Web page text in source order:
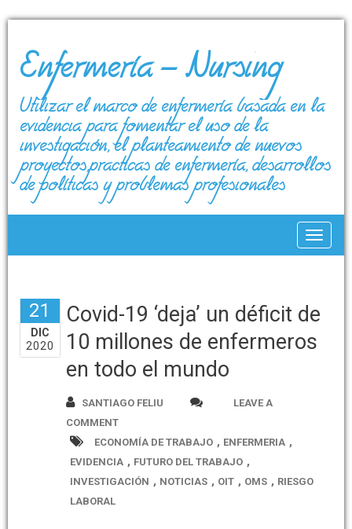
Enfermería – Nursing
Utilizar el marco de enfermería basada en la
evidencia para fomentar el uso de la
investigación, el planteamiento de nuevos
proyectos,prácticas de enfermería, desarrollos
de políticas y problemas profesionales
21
DIC
2020
Covid-19 ‘deja’ un déficit de
10 millones de enfermeros
en todo el mundo
SANTIAGO FELIU
LEAVE A
COMMENT
ECONOMÍA DE TRABAJO , ENFERMERIA ,
EVIDENCIA , FUTURO DEL TRABAJO ,
INVESTIGACIÓN , NOTICIAS , OIT , OMS , RIESGO
LABORAL